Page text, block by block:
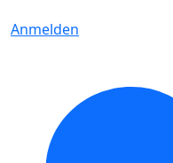
Anmelden